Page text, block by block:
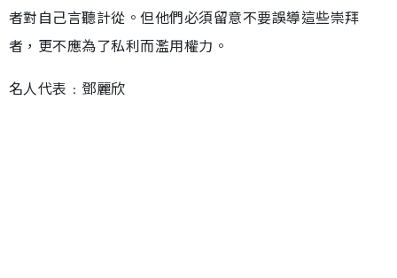
者對自己言聽計從。但他們必須留意不要誤導這些崇拜
者，更不應為了私利而濫用權力。
名人代表﹕鄧麗欣